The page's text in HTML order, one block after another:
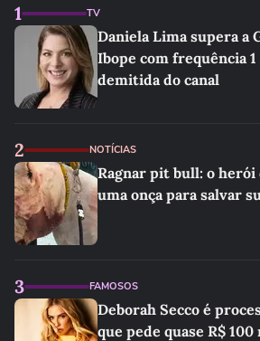
1 TV
Daniela Lima supera a
Ibope com frequência 1
demitida do canal
2 NOTÍCIAS
Ragnar pit bull: o
uma onça para salvar
3 FAMOSOS
Deborah Secco é
que pede quase R$